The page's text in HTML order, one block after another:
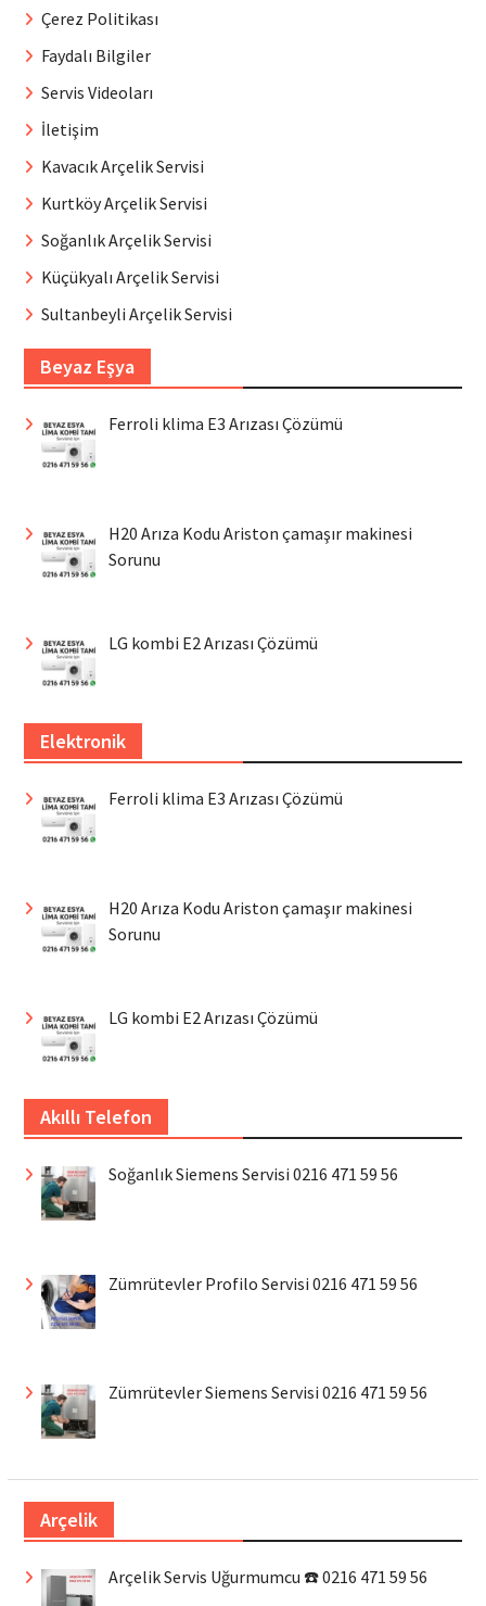
Çerez Politikası
Faydalı Bilgiler
Servis Videoları
İletişim
Kavacık Arçelik Servisi
Kurtköy Arçelik Servisi
Soğanlık Arçelik Servisi
Küçükyalı Arçelik Servisi
Sultanbeyli Arçelik Servisi
Beyaz Eşya
Ferroli klima E3 Arızası Çözümü
H20 Arıza Kodu Ariston çamaşır makinesi
Sorunu
LG kombi E2 Arızası Çözümü
Elektronik
Ferroli klima E3 Arızası Çözümü
H20 Arıza Kodu Ariston çamaşır makinesi
Sorunu
LG kombi E2 Arızası Çözümü
Akıllı Telefon
Soğanlık Siemens Servisi 0216 471 59 56
Zümrütevler Profilo Servisi 0216 471 59 56
Zümrütevler Siemens Servisi 0216 471 59 56
Arçelik
Arçelik Servis Uğurmumcu ☎️ 0216 471 59 56